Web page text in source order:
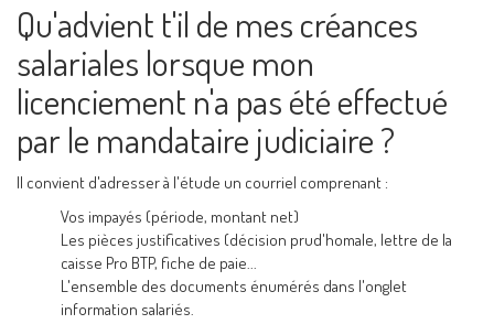
Qu'advient t'il de mes créances
salariales lorsque mon
licenciement n'a pas été effectué
par le mandataire judiciaire ?
Il convient d'adresser à l'étude un courriel comprenant :
Vos impayés (période, montant net)
Les pièces justificatives (décision prud'homale, lettre de la
caisse Pro BTP, fiche de paie...
L'ensemble des documents énumérés dans l'onglet
information salariés.